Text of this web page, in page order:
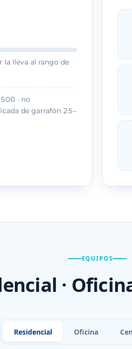
la lleva al rango de
· no
de garrafón 25–
EQUIPOS
·
Residencial Oficina